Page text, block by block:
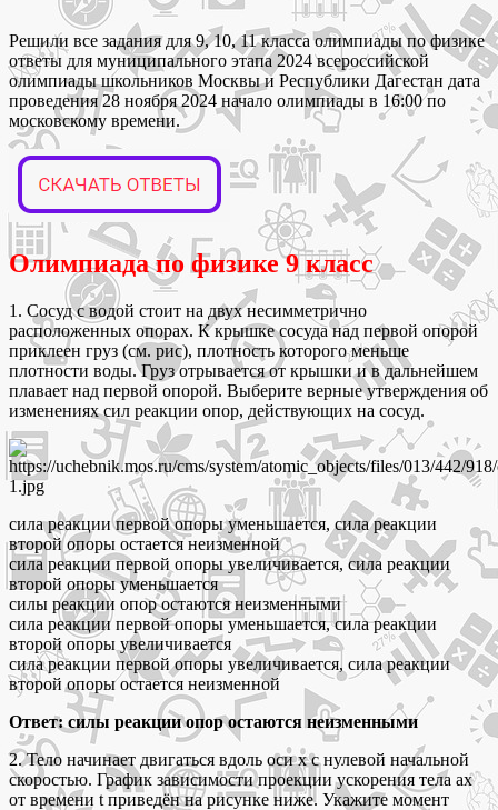
Решили все задания для 9, 10, 11 класса олимпиады по физике
ответы для муниципального этапа 2024 всероссийской
олимпиады школьников Москвы и Республики Дагестан дата
проведения 28 ноября 2024 начало олимпиады в 16:00 по
московскому времени.
Олимпиада по физике 9 класс
1. Сосуд с водой стоит на двух несимметрично
расположенных опорах. К крышке сосуда над первой опорой
приклеен груз (см. рис), плотность которого меньше
плотности воды. Груз отрывается от крышки и в дальнейшем
плавает над первой опорой. Выберите верные утверждения об
изменениях сил реакции опор, действующих на сосуд.
сила реакции первой опоры уменьшается, сила реакции
второй опоры остается неизменной
сила реакции первой опоры увеличивается, сила реакции
второй опоры уменьшается
силы реакции опор остаются неизменными
сила реакции первой опоры уменьшается, сила реакции
второй опоры увеличивается
сила реакции первой опоры увеличивается, сила реакции
второй опоры остается неизменной
Ответ: силы реакции опор остаются неизменными
2. Тело начинает двигаться вдоль оси x с нулевой начальной
скоростью. График зависимости проекции ускорения тела ax
от времени t приведён на рисунке ниже. Укажите момент